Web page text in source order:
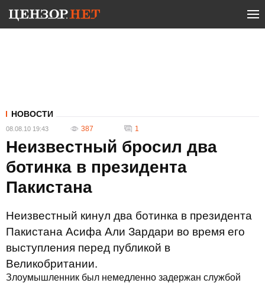
НОВОСТИ
08.08.10 19:43 387 1
Неизвестный бросил два
ботинка в президента
Пакистана
Неизвестный кинул два ботинка в президента
Пакистана Асифа Али Зардари во время его
выступления перед публикой в
Великобритании.
Злоумышленник был немедленно задержан службой